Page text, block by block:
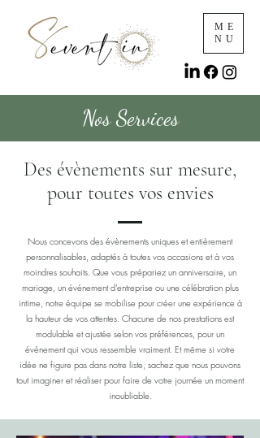
ME
NU
Nos Services
Des évènements sur mesure,
pour toutes vos envies
Nous concevons des évènements uniques et entièrement
personnalisables, adaptés à toutes vos occasions et à vos
moindres souhaits. Que vous prépariez un anniversaire, un
mariage, un événement d’entreprise ou une célébration plus
intime, notre équipe se mobilise pour créer une expérience à
la hauteur de vos attentes. Chacune de nos prestations est
modulable et ajustée selon vos préférences, pour un
événement qui vous ressemble vraiment. Et même si votre
idée ne figure pas dans notre liste, sachez que nous pouvons
tout imaginer et réaliser pour faire de votre journée un moment
inoubliable.